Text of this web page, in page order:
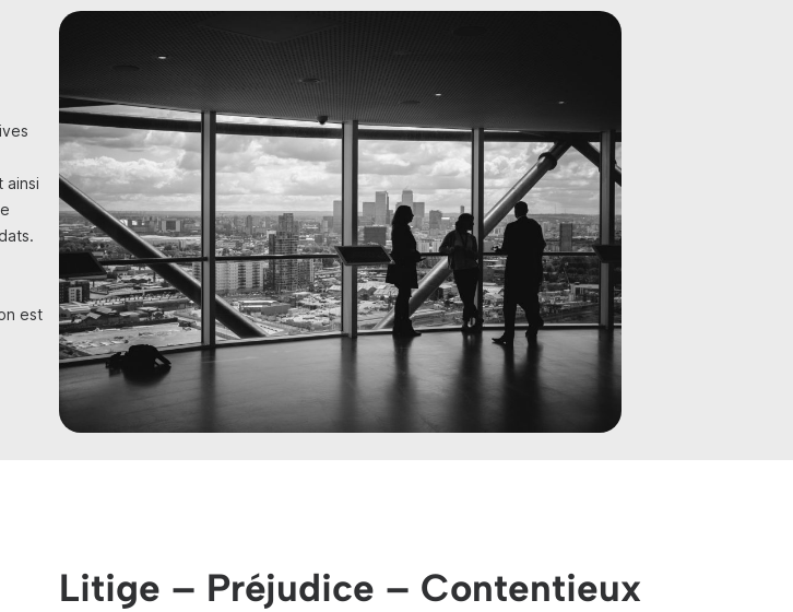
ainsi
est
Litige – Préjudice – Contentieux